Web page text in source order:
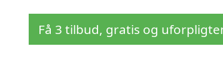
Få 3 tilbud, gratis og